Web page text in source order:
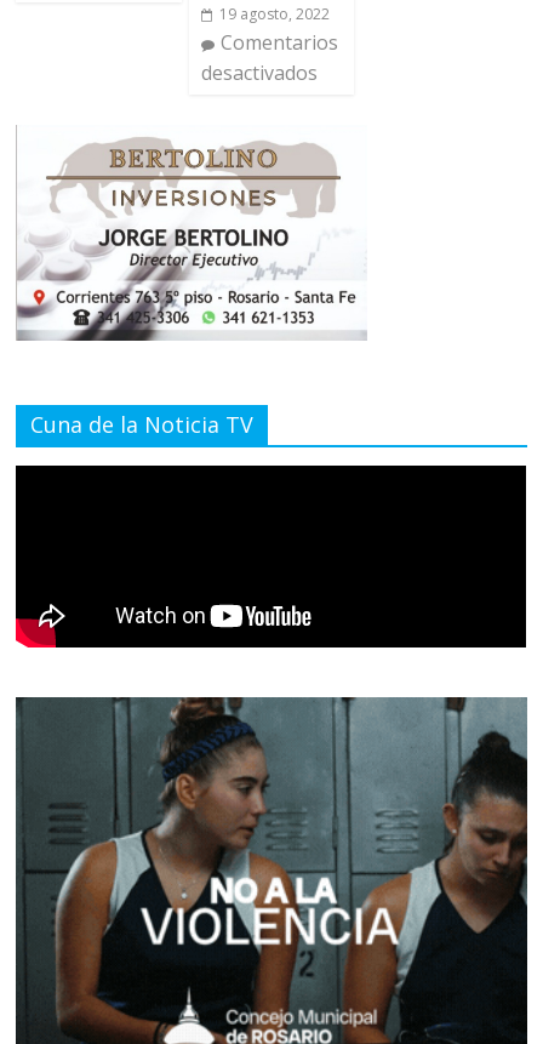
19 agosto, 2022
Comentarios
desactivados
Cuna de la Noticia TV